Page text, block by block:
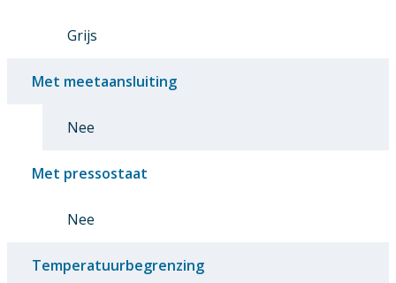
Grijs
Met meetaansluiting
Nee
Met pressostaat
Nee
Temperatuurbegrenzing